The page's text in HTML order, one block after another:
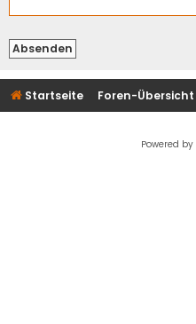
Startseite Foren-Übersicht
Powered by